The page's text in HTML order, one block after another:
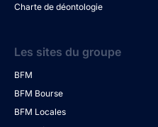
Charte de déontologie
Les sites du groupe
BFM
BFM Bourse
BFM Locales